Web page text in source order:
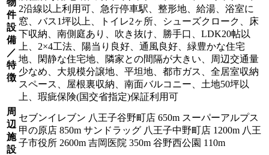
件
設
備
／
特
徴
2沿線以上利用可、急行停車駅、整形地、給湯、浴室に
窓、バス1坪以上、トイレ2ヶ所、シューズクローク、床
下収納、南側庭あり、吹き抜け、勝手口、LDK20帖以
上、2×4工法、陽当り良好、通風良好、緑豊かな住宅
地、閑静な住宅地、隣家との間隔が大きい、周辺交通量
少なめ、大規模分譲地、平坦地、都市ガス、全居室収納
スペース、屋根裏収納、南面バルコニー、土地50坪以
上、瑕疵保険(国交省指定)保証利用可
周
辺
施
設
セブンイレブン 八王子谷野町店 650m スーパーアルプス
甲の原店 850m サンドラッグ 八王子中野町店 1200m 八王
子市役所 2600m 吉岡医院 350m 谷野西公園 110m